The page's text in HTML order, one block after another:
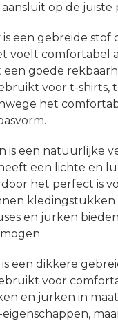
op de juiste
is een gebreide stof
voelt comfortabel
goede
voor t-shirts,
het
is een natuurlijke
een lichte en
het perfect is
kledingstukken
en jurken
een dikkere
voor
en jurken in